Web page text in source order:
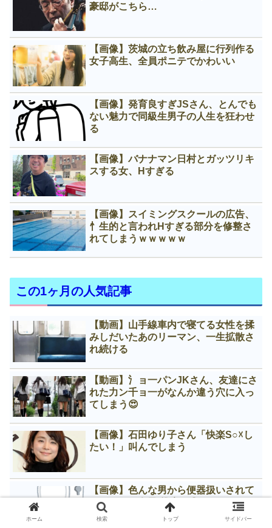
豪邸がこちら…
【画像】茨城の立ち飲み屋に行列作る
女子高生、全員ポニテでかわいい
【画像】発育良すぎJSさん、とんでも
ない魅力で同級生男子の人生を狂わせ
る
【画像】バナナマン日村とガッツリキ
スする女、Нすぎる
【画像】スイミングスクールの広告、
忄生的と言われНすぎる部分を修整さ
れてしまうｗｗｗｗｗ
この1ヶ月の人気記事
【動画】山手線車内で寝てる女性を揉
みしだいたあのリーマン、一生拡散さ
れ続ける
【動画】氵ョ一パンJKさん、友達にさ
れた力ン千ョ一がなんか違う穴に入っ
てしまう😍
【画像】石田ゆり子さん「快楽S○☓し
たい！」叫んでしまう
【画像】色んな男から便器扱いされて
るグラマー女子(推定F)😍
ホーム 検索 トップ サイドバー